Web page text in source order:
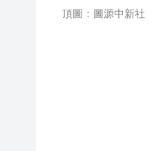
頂圖： 圖源中新社